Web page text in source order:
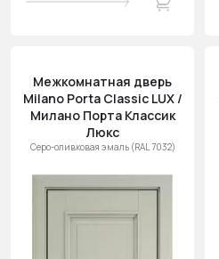
Межкомнатная дверь
Milano Porta Classic LUX /
Милано Порта Классик
Люкс
Серо-оливковая эмаль (RAL 7032)